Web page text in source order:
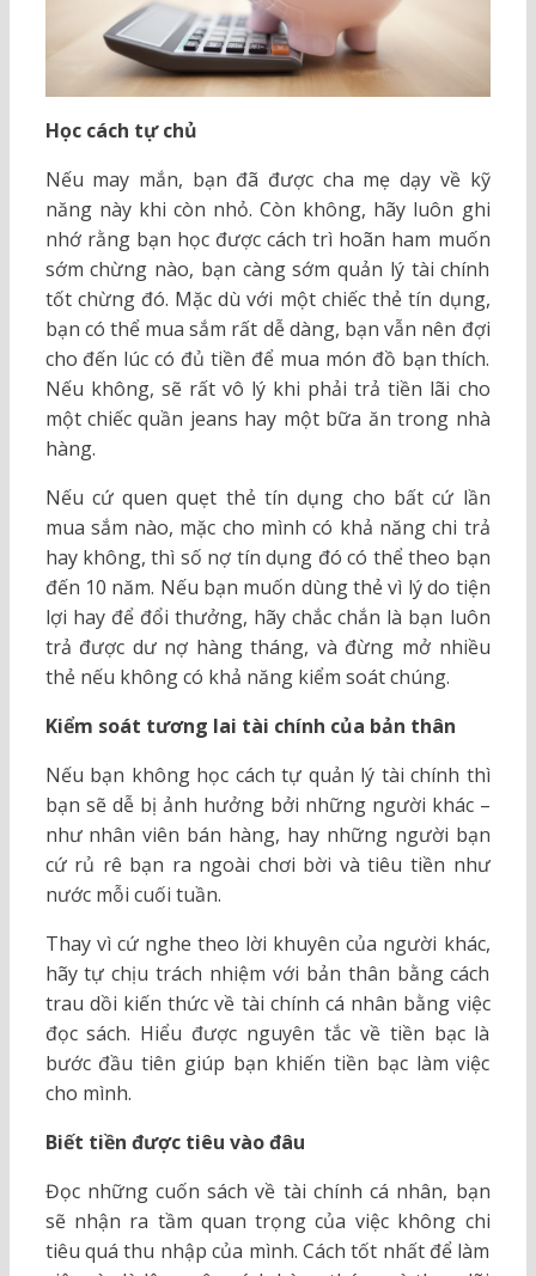
Học cách tự chủ
Nếu may mắn, bạn đã được cha mẹ dạy về kỹ
năng này khi còn nhỏ. Còn không, hãy luôn ghi
nhớ rằng bạn học được cách trì hoãn ham muốn
sớm chừng nào, bạn càng sớm quản lý tài chính
tốt chừng đó. Mặc dù với một chiếc thẻ tín dụng,
bạn có thể mua sắm rất dễ dàng, bạn vẫn nên đợi
cho đến lúc có đủ tiền để mua món đồ bạn thích.
Nếu không, sẽ rất vô lý khi phải trả tiền lãi cho
một chiếc quần jeans hay một bữa ăn trong nhà
hàng.
Nếu cứ quen quẹt thẻ tín dụng cho bất cứ lần
mua sắm nào, mặc cho mình có khả năng chi trả
hay không, thì số nợ tín dụng đó có thể theo bạn
đến 10 năm. Nếu bạn muốn dùng thẻ vì lý do tiện
lợi hay để đổi thưởng, hãy chắc chắn là bạn luôn
trả được dư nợ hàng tháng, và đừng mở nhiều
thẻ nếu không có khả năng kiểm soát chúng.
Kiểm soát tương lai tài chính của bản thân
Nếu bạn không học cách tự quản lý tài chính thì
bạn sẽ dễ bị ảnh hưởng bởi những người khác –
như nhân viên bán hàng, hay những người bạn
cứ rủ rê bạn ra ngoài chơi bời và tiêu tiền như
nước mỗi cuối tuần.
Thay vì cứ nghe theo lời khuyên của người khác,
hãy tự chịu trách nhiệm với bản thân bằng cách
trau dồi kiến thức về tài chính cá nhân bằng việc
đọc sách. Hiểu được nguyên tắc về tiền bạc là
bước đầu tiên giúp bạn khiến tiền bạc làm việc
cho mình.
Biết tiền được tiêu vào đâu
Đọc những cuốn sách về tài chính cá nhân, bạn
sẽ nhận ra tầm quan trọng của việc không chi
tiêu quá thu nhập của mình. Cách tốt nhất để làm